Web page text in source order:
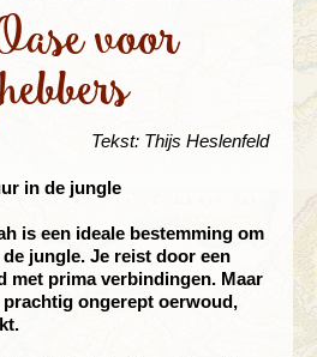
voor
Tekst: Thijs Heslenfeld
in de jungle
is een ideale bestemming om
jungle. Je reist door een
met prima verbindingen. Maar
ongerept oerwoud,